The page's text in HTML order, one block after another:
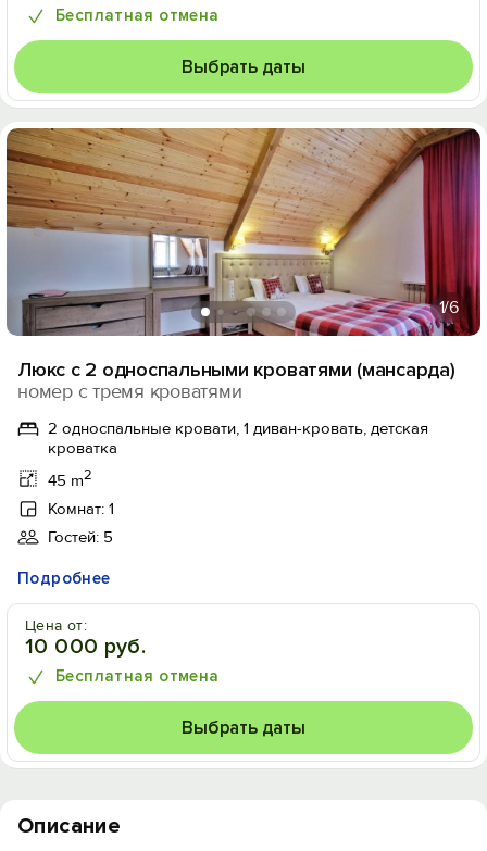
Бесплатная отмена
Выбрать даты
1/6
Люкс с 2 односпальными кроватями (мансарда)
номер с тремя кроватями
2 односпальные кровати, 1 диван-кровать, детская
кроватка
45 m2
Комнат: 1
Гостей: 5
Подробнее
Цена от:
10 000 руб.
Бесплатная отмена
Выбрать даты
Описание